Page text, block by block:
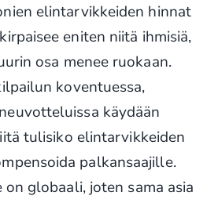
elintarvikkeiden hinnat
eniten niitä ihmisiä,
osa menee ruokaan.
koventuessa,
käydään
tulisiko elintarvikkeiden
palkansaajille.
globaali, joten sama asia